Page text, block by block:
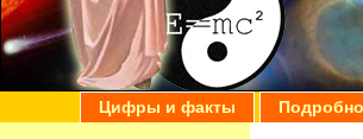
Цифры и факты